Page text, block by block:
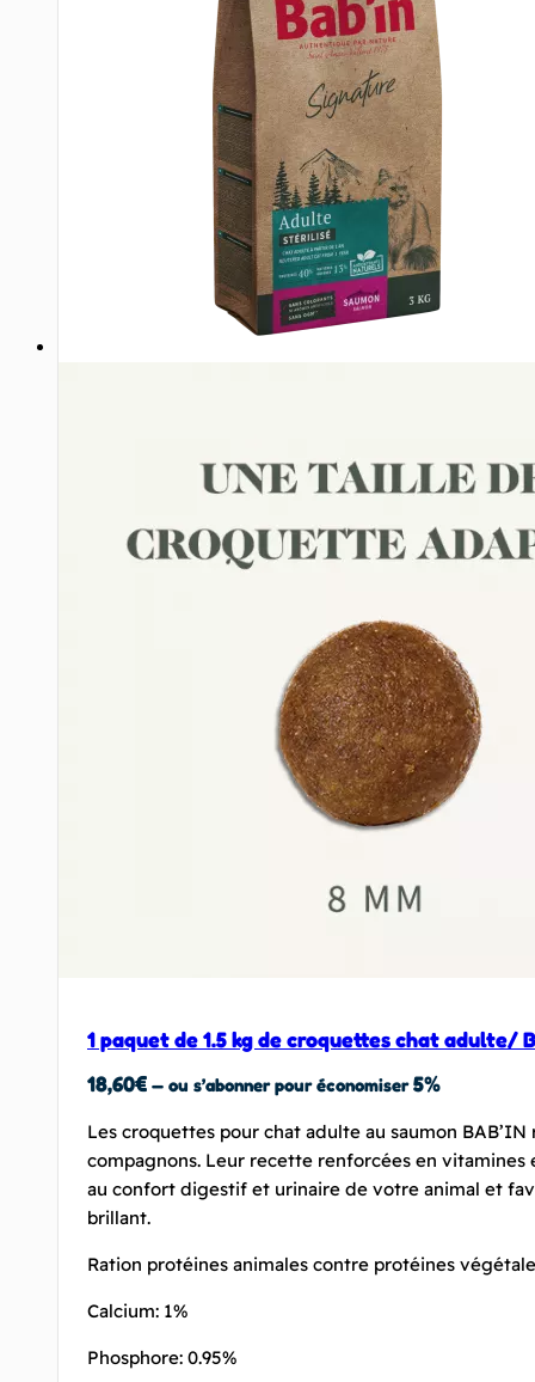
1 paquet de 1.5 kg de croquettes chat adulte/
18,60€ — ou s’abonner pour économiser5%
Les croquettes pour chat adulte au saumon
compagnons. Leur recette renforcées en
au confort digestif et urinaire de votre animal et
brillant.
Ration protéines animales contre protéines
Calcium: 1%
Phosphore: 0.95%